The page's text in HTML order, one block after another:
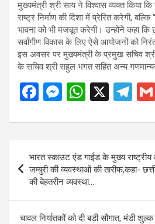
मुख्यमंत्री श्री साय ने विश्वास व्यक्त किया
राष्ट्र निर्माण की दिशा में प्रेरित करेगी,
भावना को भी मजबूत करेगी। उन्होंने कहा
सर्वांगीण विकास के लिए ऐसे आयोजनों को
इस अवसर पर मुख्यमंत्री के प्रमुख सचिव
के सचिव श्री राहुल भगत सहित अन्य
F
ce
o
o
k
M
se
g
er
W
at
s
A
p
p
X
T
e
gr
a
navigation
भारत स्काउट एंड गाईड के मुख्य
जम्बुरी की व्यवस्थाओं की तारीफ,कहा-
की बेहतरीन व्यवस्था…
चावल निर्यातकों को दी बड़ी सौगात, मंडी